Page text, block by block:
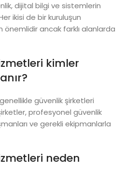
dijital bilgi ve sistemlerin
ikisi de bir kuruluşun
önemlidir ancak farklı alanlarda
kimler
güvenlik şirketleri
profesyonel güvenlik
ve gerekli ekipmanlarla
neden